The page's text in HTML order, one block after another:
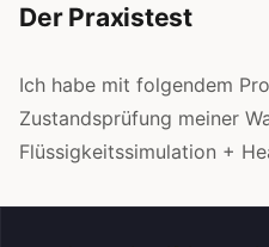
Der Praxistest
Ich habe mit folgendem
Zustandsprüfung meiner
Flüssigkeitssimulation +